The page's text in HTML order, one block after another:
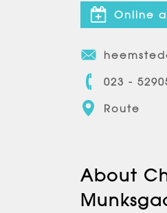
Online
023 -
Route
About